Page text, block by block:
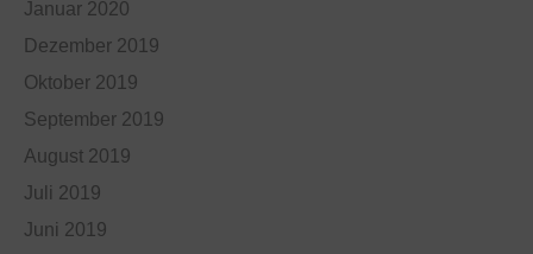
Januar 2020
Dezember 2019
Oktober 2019
September 2019
August 2019
Juli 2019
Juni 2019